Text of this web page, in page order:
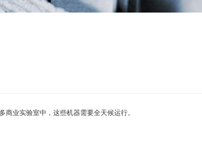
业实验室中，这些机器需要全天候运行。